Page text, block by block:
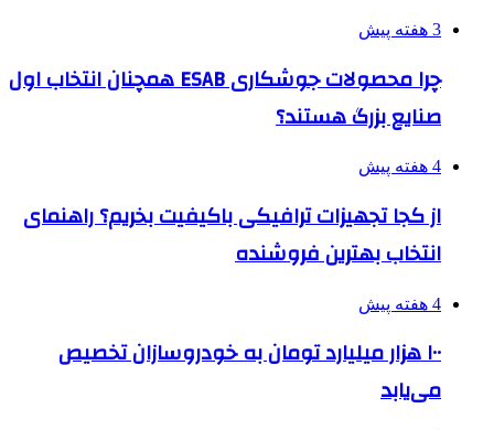
3 هفته پیش
چرا محصولات جوشکاری ESAB همچنان انتخاب اول
صنایع بزرگ هستند؟
4 هفته پیش
از کجا تجهیزات ترافیکی باکیفیت بخریم؟ راهنمای
انتخاب بهترین فروشنده
4 هفته پیش
۱۰۰ هزار میلیارد تومان به خودروسازان تخصیص
می‌یابد